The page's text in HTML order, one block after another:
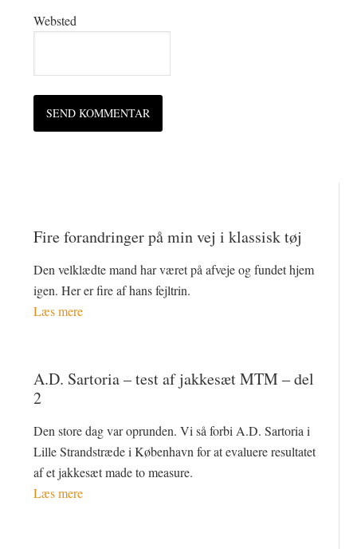
Websted
Fire forandringer på min vej i klassisk tøj
Den velklædte mand har været på afveje og fundet hjem
igen. Her er fire af hans fejltrin.
Læs mere
A.D. Sartoria – test af jakkesæt MTM – del
2
Den store dag var oprunden. Vi så forbi A.D. Sartoria i
Lille Strandstræde i København for at evaluere resultatet
af et jakkesæt made to measure.
Læs mere